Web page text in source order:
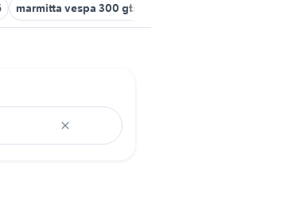
marmitta vespa 300 gts